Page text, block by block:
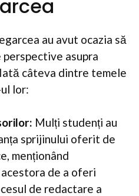
au avut ocazia să
asupra
câteva dintre temele
lor:
Mulți studenți au
sprijinului oferit de
menționând
de a oferi
de redactare a